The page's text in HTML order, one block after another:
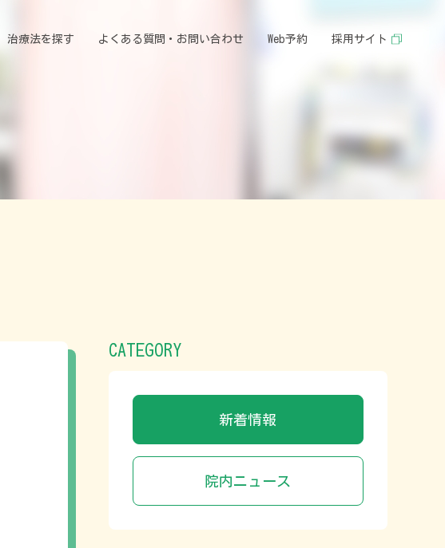
治療法を探す よくある質問・お問い合わせ Web予約 採用サイト
CATEGORY
新着情報
院内ニュース